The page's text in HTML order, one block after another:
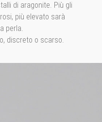
di aragonite. Più gli
più elevato sarà
perla.
discreto o scarso.